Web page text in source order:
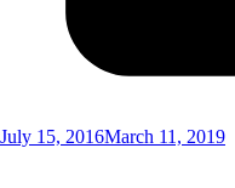
July 15, 2016March 11, 2019